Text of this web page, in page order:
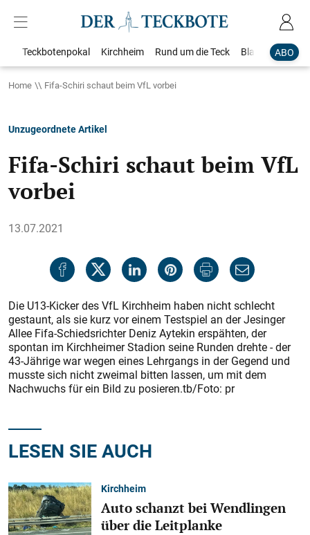
ABO
Teckbotenpokal Kirchheim Rund um die Teck Blaulicht
Home Fifa-Schiri schaut beim VfL vorbei
Unzugeordnete Artikel
Fifa-Schiri schaut beim VfL
vorbei
13.07.2021
Die U13-Kicker des VfL Kirchheim haben nicht schlecht
gestaunt, als sie kurz vor einem Testspiel an der Jesinger
Allee Fifa-Schiedsrichter Deniz Aytekin erspähten, der
spontan im Kirchheimer Stadion seine Runden drehte - der
43-Jährige war wegen eines Lehrgangs in der Gegend und
musste sich nicht zweimal bitten lassen, um mit dem
Nachwuchs für ein Bild zu posieren.tb/Foto: pr
LESEN SIE AUCH
Kirchheim
Auto schanzt bei Wendlingen
über die Leitplanke